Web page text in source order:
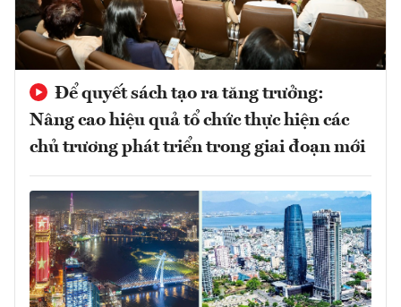
Để quyết sách tạo ra tăng trưởng:
Nâng cao hiệu quả tổ chức thực hiện các
chủ trương phát triển trong giai đoạn mới